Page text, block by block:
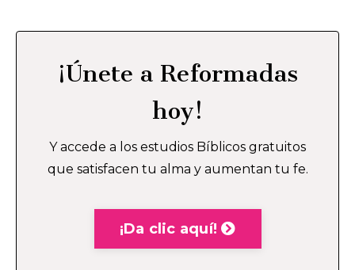
¡Únete a Reformadas
hoy!
Y accede a los estudios Bíblicos gratuitos
que satisfacen tu alma y aumentan tu fe.
¡Da clic aquí!